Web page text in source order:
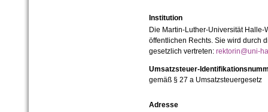
Institution
Die Martin-Luther-Universität
öffentlichen Rechts. Sie wird durch
gesetzlich vertreten: rektorin@uni-
Umsatzsteuer-
gemäß § 27 a Umsatzsteuergesetz
Adresse